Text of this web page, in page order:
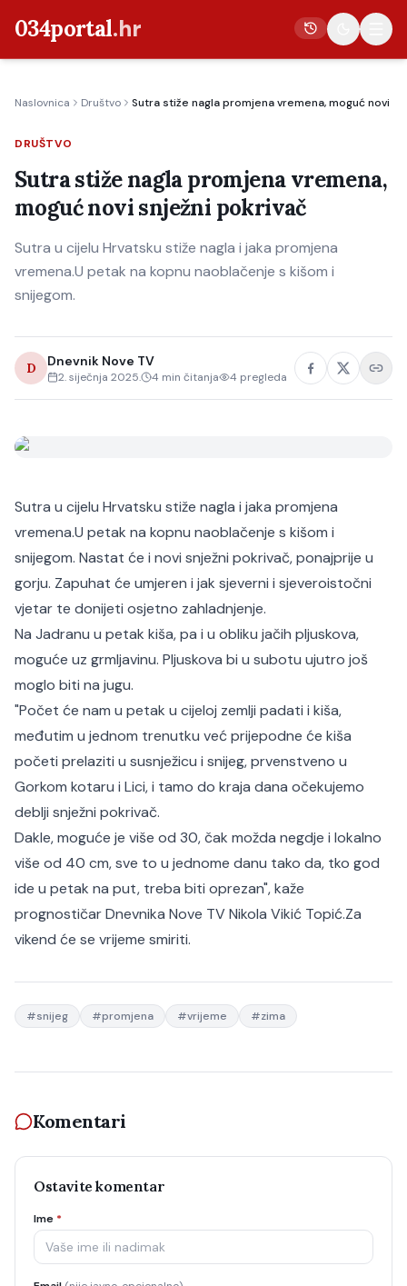
034portal.hr
Crna kronika
Poljoprivreda
Politika
Gospodarstvo
Život
Naslovnica Društvo Sutra stiže nagla promjena vremena, moguć novi
DRUŠTVO
Sutra stiže nagla promjena vremena,
moguć novi snježni pokrivač
Sutra u cijelu Hrvatsku stiže nagla i jaka promjena
vremena.U petak na kopnu naoblačenje s kišom i
snijegom.
D Dnevnik Nove TV
2. siječnja 2025. 4 min čitanja 4 pregleda
Sutra u cijelu Hrvatsku stiže nagla i jaka promjena
vremena.U petak na kopnu naoblačenje s kišom i
snijegom. Nastat će i novi snježni pokrivač, ponajprije u
gorju. Zapuhat će umjeren i jak sjeverni i sjeveroistočni
vjetar te donijeti osjetno zahladnjenje.
Na Jadranu u petak kiša, pa i u obliku jačih pljuskova,
moguće uz grmljavinu. Pljuskova bi u subotu ujutro još
moglo biti na jugu.
"Počet će nam u petak u cijeloj zemlji padati i kiša,
međutim u jednom trenutku već prijepodne će kiša
početi prelaziti u susnježicu i snijeg, prvenstveno u
Gorkom kotaru i Lici, i tamo do kraja dana očekujemo
deblji snježni pokrivač.
Dakle, moguće je više od 30, čak možda negdje i lokalno
više od 40 cm, sve to u jednome danu tako da, tko god
ide u petak na put, treba biti oprezan", kaže
prognostičar Dnevnika Nove TV Nikola Vikić Topić.Za
vikend će se vrijeme smiriti.
#snijeg #promjena #vrijeme #zima
Komentari
Ostavite komentar
Ime *